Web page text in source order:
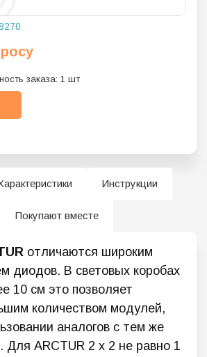
заказа: 1 шт
Инструкции
Покупают вместе
отличаются широким
диодов. В световых коробах
10 см это позволяет
количеством модулей,
аналогов с тем же
Для ARCTUR 2 x 2 не равно 1